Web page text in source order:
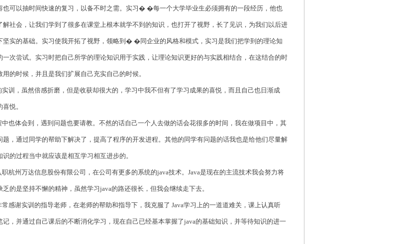
也可以抽时间快速的复习，以备不时之需。实习� �每一个大学毕业生必须拥有的一段经历，他也
解社会，让我们学到了很多在课堂上根本就学不到的知识，也打开了视野，长了见识，为我们以后进
坚实的基础。实习使我开拓了视野，领略到� �同企业的风格和模式，实习是我们把学到的理论知
一次尝试。实习时把自己所学的理论知识用于实践，让理论知识更好的与实践相结合，在这结合的时
用的时候，并且是我们扩展自己充实自己的时候。
实训，虽然倍感折磨，但是收获却很大的，学习中我不但有了学习成果的喜悦，而且自己也日渐成
悦。
中也体会到，遇到问题也要请教。不然的话自己一个人去做的话会花很多的时间，我在做项目中，其
题，通过同学的帮助下解决了，提高了程序的开发进程。其他的同学有问题的话我也是给他们尽量解
识的过程当中就应该是相互学习相互进步的。
职杭州万达信息股份有限公司，在公司有更多的系统的java技术。Java是现在的主流技术我会努力将
乏的是坚持不懈的精神，虽然学习java的路还很长，但我会继续走下去。
感谢实训的指导老师，在老师的帮助和指导下，我克服了 Java学习上的一道道难关，课上认真听
记，并通过自己课后的不断消化学习，现在自己已经基本掌握了java的基础知识，并等待知识的进一